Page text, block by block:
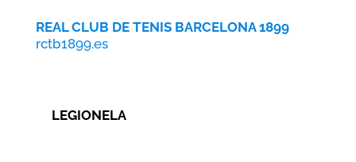
REAL CLUB DE TENIS BARCELONA 1899
rctb1899.es
LEGIONELA